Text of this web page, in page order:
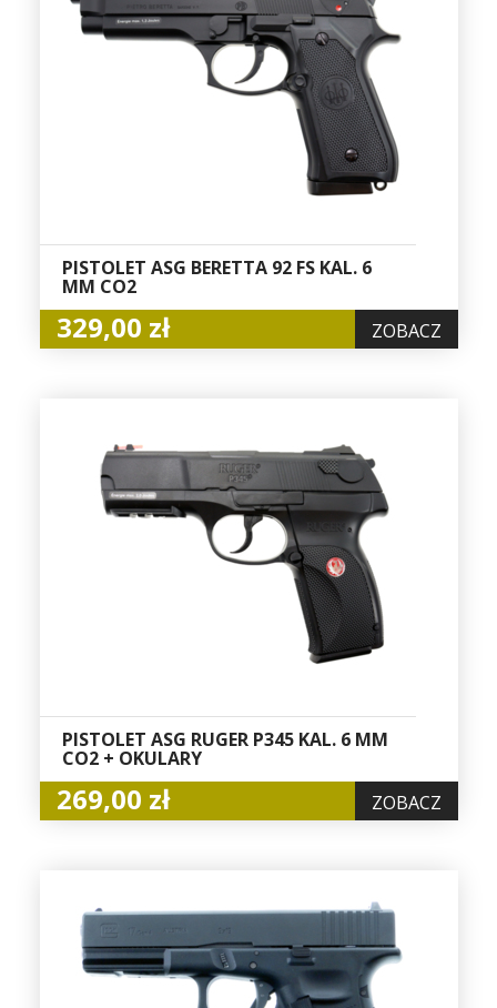
PISTOLET ASG BERETTA 92 FS KAL. 6
MM CO2
329,00 zł ZOBACZ
PISTOLET ASG RUGER P345 KAL. 6 MM
CO2 + OKULARY
269,00 zł ZOBACZ